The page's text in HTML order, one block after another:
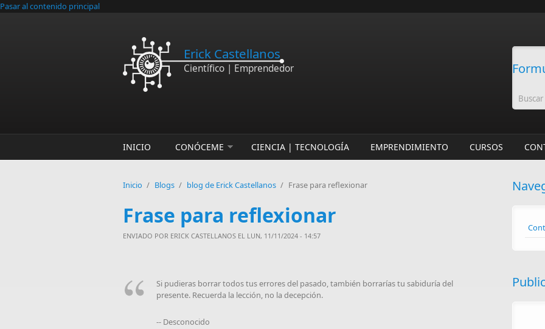
Pasar al contenido principal
Erick Castellanos
Científico | Emprendedor
INICIO CONÓCEME CIENCIA | TECNOLOGÍA EMPRENDIMIENTO CURSOS
Inicio / Blogs / blog de Erick Castellanos / Frase para reflexionar
Frase para reflexionar
ENVIADO POR ERICK CASTELLANOS EL LUN, 11/11/2024 - 14:57
Si pudieras borrar todos tus errores del pasado, también borrarías tu sabiduría del
presente. Recuerda la lección, no la decepción.
-- Desconocido